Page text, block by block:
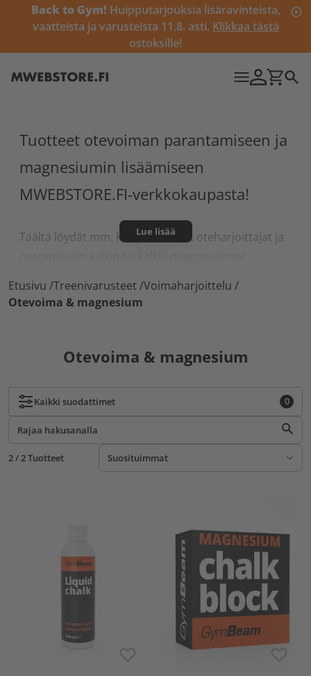
Back to Gym! Huipputarjouksia lisäravinteista,
vaatteista ja varusteista 11.8. asti. Klikkaa tästä
ostoksille!
Tuotteet otevoiman parantamiseen ja
magnesiumin lisäämiseen
MWEBSTORE.FI-verkkokaupasta!
Täältä löydät mm. käsipuristimet, oteharjoittajat ja
Lue lisää
Etusivu /Treenivarusteet /Voimaharjoittelu /
Otevoima & magnesium
Otevoima & magnesium
Kaikki suodattimet 0
2 / 2 Tuotteet